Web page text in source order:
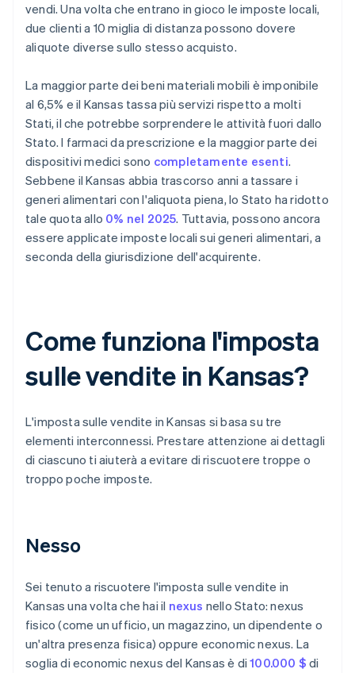
vendi. Una volta che entrano in gioco le imposte locali,
due clienti a 10 miglia di distanza possono dovere
aliquote diverse sullo stesso acquisto.
La maggior parte dei beni materiali mobili è imponibile
al 6,5% e il Kansas tassa più servizi rispetto a molti
Stati, il che potrebbe sorprendere le attività fuori dallo
Stato. I farmaci da prescrizione e la maggior parte dei
dispositivi medici sono completamente esenti.
Sebbene il Kansas abbia trascorso anni a tassare i
generi alimentari con l'aliquota piena, lo Stato ha ridotto
tale quota allo 0% nel 2025. Tuttavia, possono ancora
essere applicate imposte locali sui generi alimentari, a
seconda della giurisdizione dell'acquirente.
Come funziona l'imposta
sulle vendite in Kansas?
L'imposta sulle vendite in Kansas si basa su tre
elementi interconnessi. Prestare attenzione ai dettagli
di ciascuno ti aiuterà a evitare di riscuotere troppe o
troppo poche imposte.
Nesso
Sei tenuto a riscuotere l'imposta sulle vendite in
Kansas una volta che hai il nexus nello Stato: nexus
fisico (come un ufficio, un magazzino, un dipendente o
un'altra presenza fisica) oppure economic nexus. La
soglia di economic nexus del Kansas è di100.000 $ di